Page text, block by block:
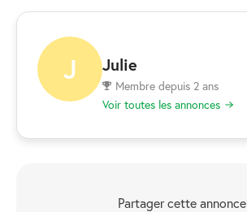
J Julie
Membre depuis 2 ans
Voir toutes les annonces
Partager cette annonce